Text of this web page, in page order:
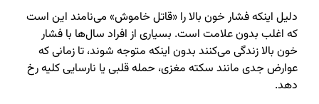
دلیل اینکه فشار خون بالا را «قاتل خاموش» می‌نامند این است
که اغلب بدون علامت است. بسیاری از افراد سال‌ها با فشار
خون بالا زندگی می‌کنند بدون اینکه متوجه شوند، تا زمانی که
عوارض جدی مانند سکته مغزی، حمله قلبی یا نارسایی کلیه رخ
دهد.